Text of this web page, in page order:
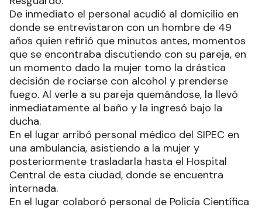
De inmediato el personal acudió al domicilio en
donde se entrevistaron con un hombre de 49
años quien refirió que minutos antes, momentos
que se encontraba discutiendo con su pareja, en
un momento dado la mujer tomo la drástica
decisión de rociarse con alcohol y prenderse
fuego. Al verle a su pareja quemándose, la llevó
inmediatamente al baño y la ingresó bajo la
ducha.
En el lugar arribó personal médico del SIPEC en
una ambulancia, asistiendo a la mujer y
posteriormente trasladarla hasta el Hospital
Central de esta ciudad, donde se encuentra
internada.
En el lugar colaboró personal de Policía Científica